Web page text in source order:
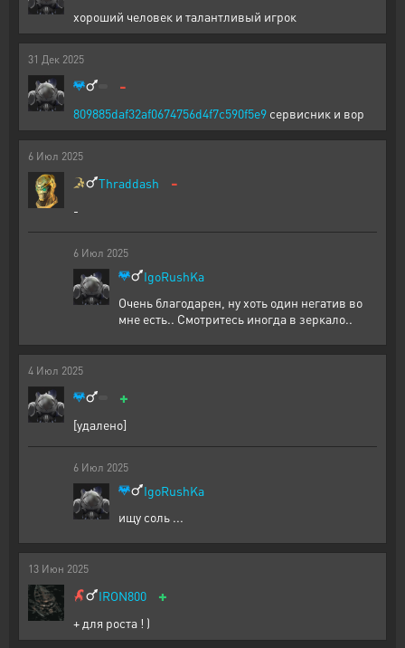
хороший человек и талантливый игрок
31 Дек 2025
-
809885daf32af0674756d4f7c590f5e9 сервисник и вор
6 Июл 2025
Thraddash -
-
6 Июл 2025
IgoRushKa
Очень благодарен, ну хоть один негатив во
мне есть.. Смотритесь иногда в зеркало..
4 Июл 2025
+
[удалено]
6 Июл 2025
IgoRushKa
ищу соль ...
13 Июн 2025
IRON800 +
+ для роста ! )